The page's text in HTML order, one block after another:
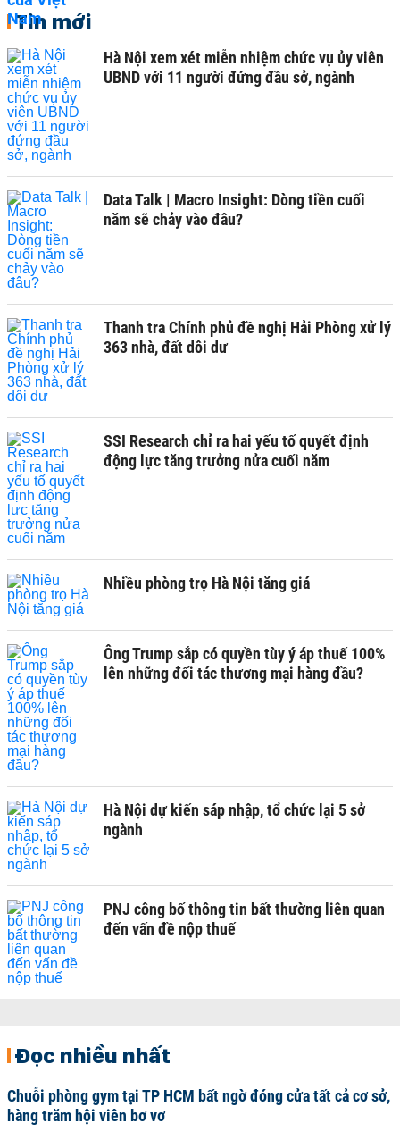
Tin mới
Hà Nội xem xét miễn nhiệm chức vụ ủy viên
UBND với 11 người đứng đầu sở, ngành
Data Talk | Macro Insight: Dòng tiền cuối
năm sẽ chảy vào đâu?
Thanh tra Chính phủ đề nghị Hải Phòng xử lý
363 nhà, đất dôi dư
SSI Research chỉ ra hai yếu tố quyết định
động lực tăng trưởng nửa cuối năm
Nhiều phòng trọ Hà Nội tăng giá
Ông Trump sắp có quyền tùy ý áp thuế 100%
lên những đối tác thương mại hàng đầu?
Hà Nội dự kiến sáp nhập, tổ chức lại 5 sở
ngành
PNJ công bố thông tin bất thường liên quan
đến vấn đề nộp thuế
Đọc nhiều nhất
Chuỗi phòng gym tại TP HCM bất ngờ đóng cửa tất cả cơ sở,
hàng trăm hội viên bơ vơ